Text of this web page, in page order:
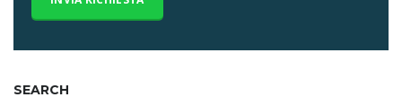
SEARCH